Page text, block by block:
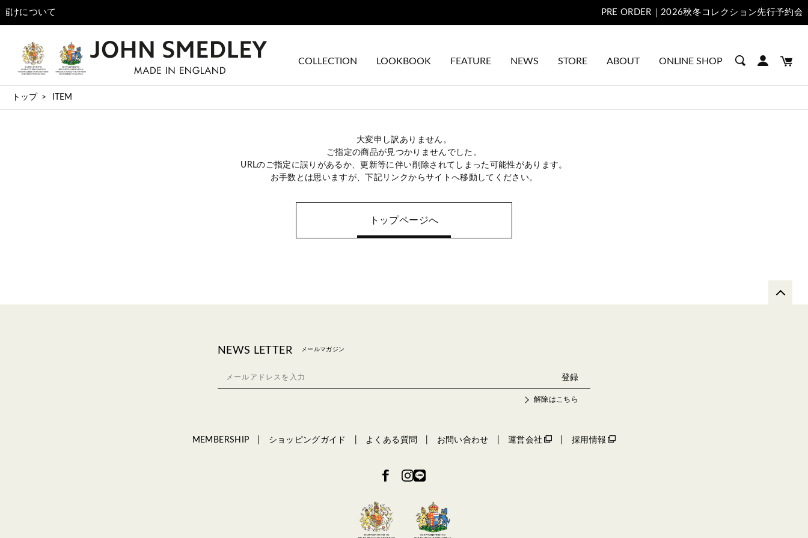
COLLECTION LOOKBOOK FEATURE NEWS STORE ABOUT ONLINE SHOP
トップ ITEM
大変申し訳ありません。
ご指定の商品が見つかりませんでした。
URLのご指定に誤りがあるか、更新等に伴い削除されてしまった可能性があります。
お手数とは思いますが、下記リンクからサイトへ移動してください。
トップページへ
NEWS LETTER メールマガジン
解除はこちら
MEMBERSHIP ショッピングガイド よくある質問 お問い合わせ 運営会社 採用情報